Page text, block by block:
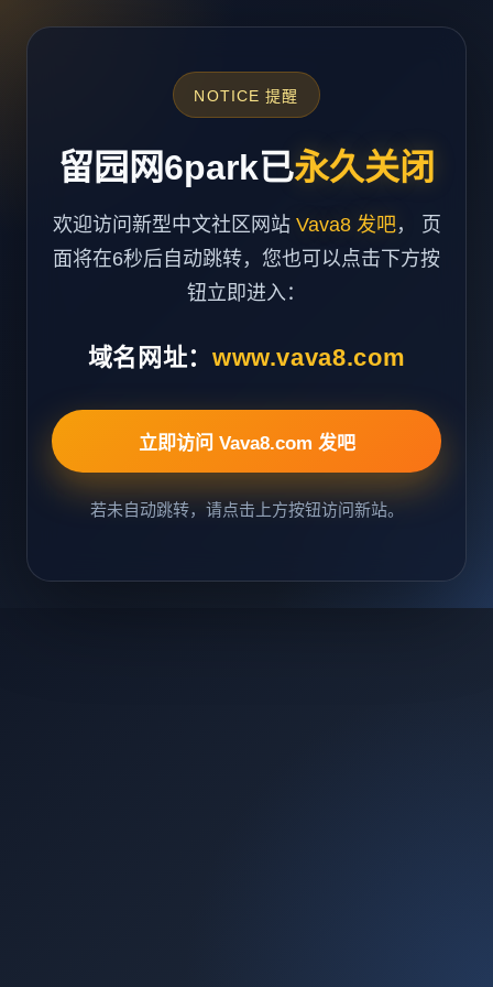
NOTICE 提醒
留园网6park已永久关闭
欢迎访问新型中文社区网站 Vava8 发吧， 页
面将在6秒后自动跳转，您也可以点击下方按
钮立即进入：
域名网址： www.vava8.com
立即访问 Vava8.com 发吧
若未自动跳转，请点击上方按钮访问新站。